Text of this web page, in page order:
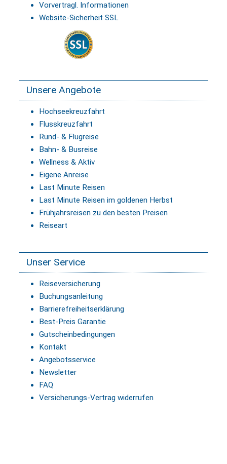
Vorvertragl. Informationen
Website-Sicherheit SSL
Unsere Angebote
Hochseekreuzfahrt
Flusskreuzfahrt
Rund- & Flugreise
Bahn- & Busreise
Wellness & Aktiv
Eigene Anreise
Last Minute Reisen
Last Minute Reisen im goldenen Herbst
Frühjahrsreisen zu den besten Preisen
Reiseart
Unser Service
Reiseversicherung
Buchungsanleitung
Barrierefreiheitserklärung
Best-Preis Garantie
Gutscheinbedingungen
Kontakt
Angebotsservice
Newsletter
FAQ
Versicherungs-Vertrag widerrufen